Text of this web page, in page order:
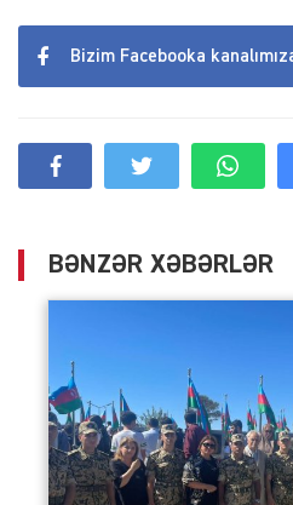
Bizim Facebooka
BƏNZƏR XƏBƏRLƏR